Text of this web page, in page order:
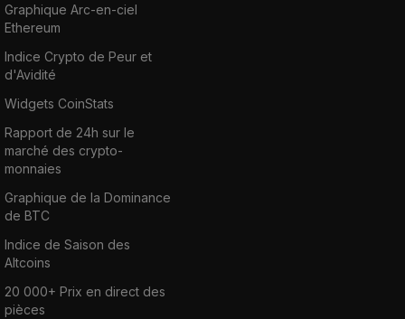
Graphique Arc-en-ciel
Ethereum
Indice Crypto de Peur et
d'Avidité
Widgets CoinStats
Rapport de 24h sur le
marché des crypto-
monnaies
Graphique de la Dominance
de BTC
Indice de Saison des
Altcoins
20 000+ Prix en direct des
pièces